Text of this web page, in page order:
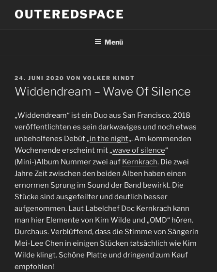
InhaltOUTEREDSPACE
Menü
VERÖFFENTLICHT
AM
24. JUNI 2020 VON VOLKER KINDT
Widdendream – Wave Of Silence
„Widdendream“ ist ein Duo aus San Francisco. 2018
veröffentlichten es sein darkwaviges und noch etwas
unbeholfenes Debüt „in the night„. Am kommenden
Wochenende erscheint mit „wave of silence“
(Mini-)Album Nummer zwei auf Kernkrach. Die zwei
Jahre Zeit zwischen den beiden Alben haben einen
ernormen Sprung im Sound der Band bewirkt. Die
Stücke sind ausgefeilter und deutlich besser
aufgenommen. Laut Labelchef Doc Kernkrach kann
man hier Elemente von Kim Wilde und „OMD“ hören.
Durchaus. Verblüffend, dass die Stimme von Sängerin
Mei-Lee Chen in einigen Stücken tatsächlich wie Kim
Wilde klingt. Schöne Platte und dringend zum Kauf
empfohlen!